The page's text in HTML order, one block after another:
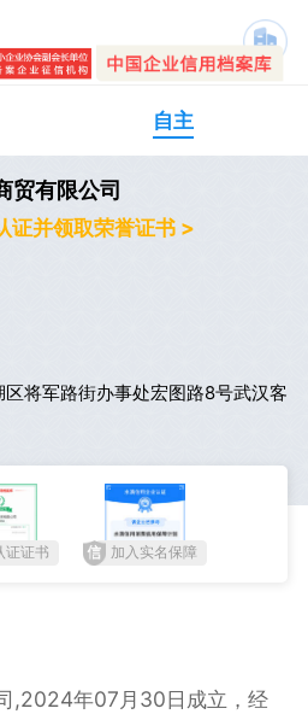
自主
贸有限公司
证并领取荣誉证书 >
将军路街办事处宏图路8号武汉客
证证书 加入实名保障
,2024年07月30日成立，经